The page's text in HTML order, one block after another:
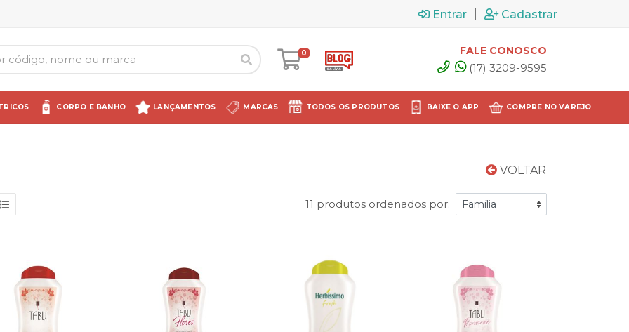
Entrar Cadastrar
0 FALE CONOSCO
(17) 3209-9595
CORPO E BANHO LANÇAMENTOS MARCAS TODOS OS PRODUTOS BAIXE O APP COMPRE NO VAREJO
VOLTAR
11 produtos ordenados por: